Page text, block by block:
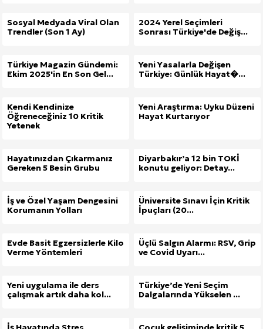
Sosyal Medyada Viral Olan
Trendler (Son 1 Ay)
2024 Yerel Seçimleri
Sonrası Türkiye'de Değiş...
Türkiye Magazin Gündemi:
Ekim 2025'in En Son Gel...
Yeni Yasalarla Değişen
Türkiye: Günlük Hayat�...
Kendi Kendinize
Öğreneceğiniz 10 Kritik
Yetenek
Yeni Araştırma: Uyku Düzeni
Hayat Kurtarıyor
Hayatınızdan Çıkarmanız
Gereken 5 Besin Grubu
Diyarbakır’a 12 bin TOKİ
konutu geliyor: Detay...
İş ve Özel Yaşam Dengesini
Korumanın Yolları
Üniversite Sınavı İçin Kritik
İpuçları (20...
Evde Basit Egzersizlerle Kilo
Verme Yöntemleri
Üçlü Salgın Alarmı: RSV, Grip
ve Covid Uyarı...
Yeni uygulama ile ders
çalışmak artık daha kol...
Türkiye’de Yeni Seçim
Dalgalarında Yükselen ...